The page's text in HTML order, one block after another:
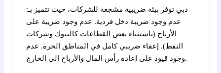
دبي توفر بيئة ضريبية مشجعة للشركات، حيث تتميز بـ:
عدم وجود ضريبة دخل فردية. عدم وجود ضريبة على
الأرباح (باستثناء بعض القطاعات كالبنوك وشركات
النفط). إعفاء ضريبي كامل في المناطق الحرة. عدم
وجود قيود على إعادة رأس المال والأرباح إلى الخارج.